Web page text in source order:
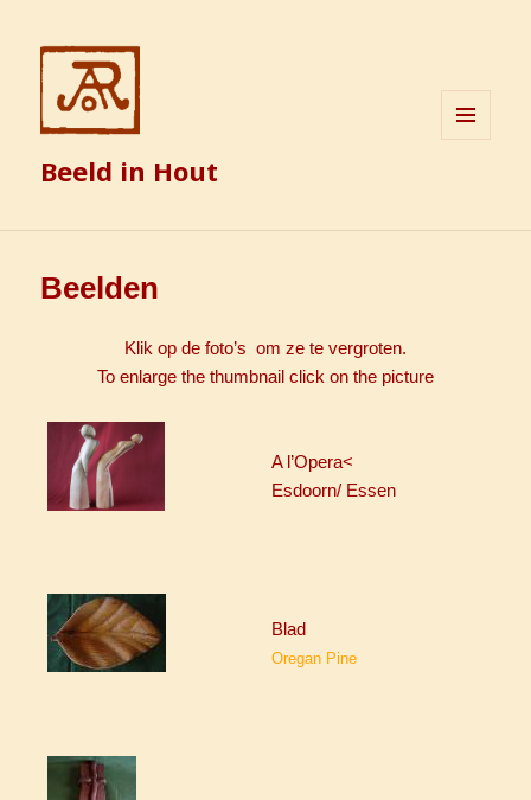
Beeld in Hout
Beelden
Klik op de foto’s om ze te vergroten.
To enlarge the thumbnail click on the picture
A l’Opera<
Esdoorn/ Essen
Blad
Oregan Pine